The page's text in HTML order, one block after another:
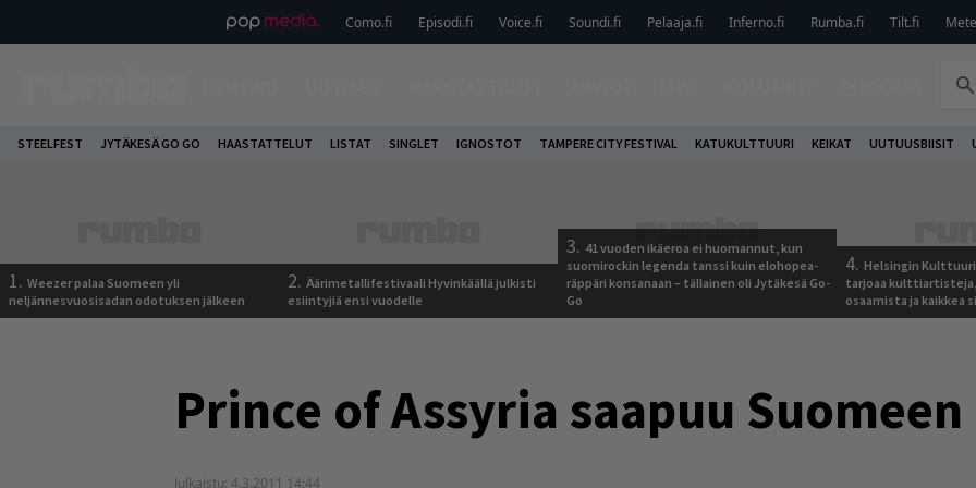
Como.fi Episodi.fi Voice.fi Soundi.fi Pelaaja.fi Inferno.fi Rumba.fi Tilt.fi
STEELFEST JYTÄKESÄ GO GO HAASTATTELUT LISTAT SINGLET IGNOSTOT TAMPERE CITY FESTIVAL KATUKULTTUURI KEIKAT UUTUUSBIISIT
1. Weezer palaa Suomeen yli
neljännesvuosisadan odotuksen jälkeen
2. Äärimetallifestivaali Hyvinkäällä julkisti
esiintyjiä ensi vuodelle
3. 41 vuoden ikäeroa ei huomannut, kun
suomirockin legenda tanssi kuin elohopea-
räppäri konsanaan – tällainen oli Jytäkesä Go-
Go
4. Helsingin
tarjoaa
osaamista ja kaikkea
Prince of Assyria saapuu Suomeen
Julkaistu: 4.3.2011 14:44